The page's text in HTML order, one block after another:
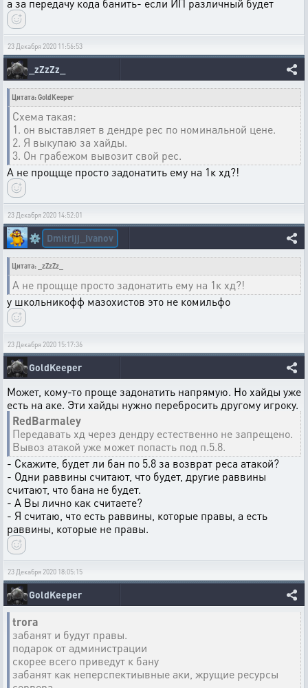
а за передачу кода банить- если ИП различный будет
23 Декабря 2020 11:56:53
_zZzZz_
Цитата: GoldKeeper
Схема такая:
1. он выставляет в дендре рес по номинальной цене.
2. Я выкупаю за хайды.
3. Он грабежом вывозит свой рес.
А не прощще просто задонатить ему на 1к хд?!
23 Декабря 2020 14:52:01
⚙️ Dmitrijj_Ivanov
Цитата: _zZzZz_
А не прощще просто задонатить ему на 1к хд?!
у школьникофф мазохистов это не комильфо
23 Декабря 2020 15:17:36
GoldKeeper
Может, кому-то проще задонатить напрямую. Но хайды уже
есть на аке. Эти хайды нужно перебросить другому игроку.
RedBarmaley
Передавать хд через дендру естественно не запрещено.
Вывоз атакой уже может попасть под п.5.8.
- Скажите, будет ли бан по 5.8 за возврат реса атакой?
- Одни раввины считают, что будет, другие раввины
считают, что бана не будет.
- А Вы лично как считаете?
- Я считаю, что есть раввины, которые правы, а есть
раввины, которые не правы.
23 Декабря 2020 18:05:15
GoldKeeper
trora
забанят и будут правы.
подарок от администрации
скорее всего приведут к бану
забанят как неперспектиывные аки, жрущие ресурсы